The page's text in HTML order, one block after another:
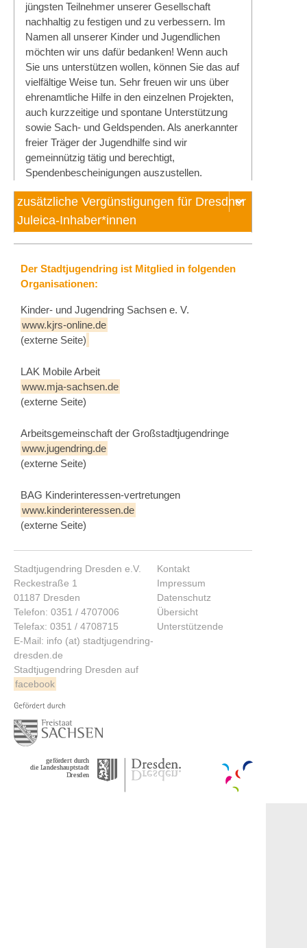
jüngsten Teilnehmer unserer Gesellschaft
nachhaltig zu festigen und zu verbessern. Im
Namen all unserer Kinder und Jugendlichen
möchten wir uns dafür bedanken! Wenn auch
Sie uns unterstützen wollen, können Sie das auf
vielfältige Weise tun. Sehr freuen wir uns über
ehrenamtliche Hilfe in den einzelnen Projekten,
auch kurzzeitige und spontane Unterstützung
sowie Sach- und Geldspenden. Als anerkannter
freier Träger der Jugendhilfe sind wir
gemeinnützig tätig und berechtigt,
Spendenbescheinigungen auszustellen.
zusätzliche Vergünstigungen für Dresdner
Juleica-Inhaber*innen
Der Stadtjugendring ist Mitglied in folgenden
Organisationen:
Kinder- und Jugendring Sachsen e. V.
www.kjrs-online.de
(externe Seite)
LAK Mobile Arbeit
www.mja-sachsen.de
(externe Seite)
Arbeitsgemeinschaft der Großstadtjugendringe
www.jugendring.de
(externe Seite)
BAG Kinderinteressen-vertretungen
www.kinderinteressen.de
(externe Seite)
Stadtjugendring Dresden e.V.
Reckestraße 1
01187 Dresden
Telefon: 0351 / 4707006
Telefax: 0351 / 4708715
E-Mail: info (at) stadtjugendring-
dresden.de
Stadtjugendring Dresden auf
facebook
Kontakt
Impressum
Datenschutz
Übersicht
Unterstützende